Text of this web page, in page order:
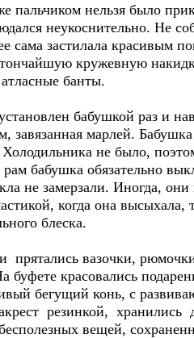
пальчиком нельзя было
неукоснительно. Не
сама застилала красивым
тончайшую кружевную
банты.
бабушкой раз и
марлей. Бабушка
не было,
бабушка обязательно
не замерзали. Иногда, они
когда она высыхала,
блеска.
вазочки,
красовались
бегущий конь, с
резинкой, хранились
вещей,